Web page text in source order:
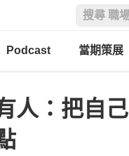
Podcast 當期策展
人：把自己